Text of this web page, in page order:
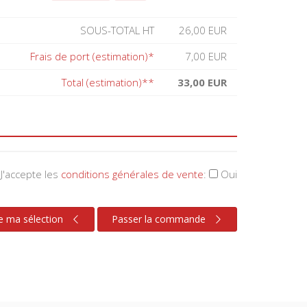
SOUS-TOTAL HT
26,00 EUR
Frais de port (estimation)*
7,00 EUR
Total (estimation)**
33,00 EUR
J'accepte les conditions générales de vente: Oui
ma sélection Passer la commande